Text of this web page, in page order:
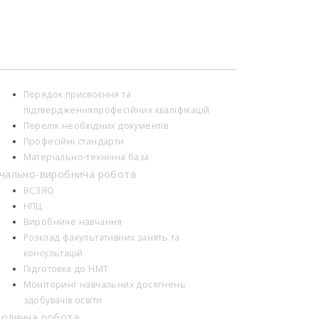
Порядок присвоєння та
підтвердженняпрофесійних кваліфікацій
Перелік необхідних документів
Професійні стандарти
Матеріально-технічна база
виробнича робота
ВСЗЯО
НПЦ
Виробниче навчання
Розклад факультативних занять та
консультацій
Підготовка до НМТ
Моніторинг навчальних досягнень
здобувачів освіти